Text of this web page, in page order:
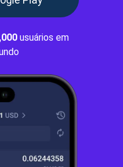
usuários em